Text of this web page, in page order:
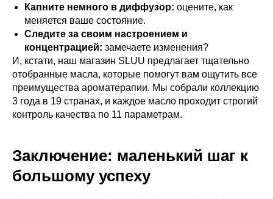
Капните немного в диффузор: оцените, как
меняется ваше состояние.
Следите за своим настроением и
концентрацией: замечаете изменения?
И, кстати, наш магазин SLUU предлагает тщательно
отобранные масла, которые помогут вам ощутить все
преимущества ароматерапии. Мы собрали коллекцию
3 года в 19 странах, и каждое масло проходит строгий
контроль качества по 11 параметрам.
Заключение: маленький шаг к
большому успеху